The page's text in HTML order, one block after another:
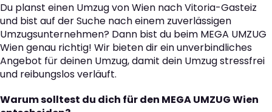
Du planst einen Umzug von Wien nach Vitoria-Gasteiz
und bist auf der Suche nach einem zuverlässigen
Umzugsunternehmen? Dann bist du beim MEGA UMZUG
Wien genau richtig! Wir bieten dir ein unverbindliches
Angebot für deinen Umzug, damit dein Umzug stressfrei
und reibungslos verläuft.
Warum solltest du dich für den MEGA UMZUG Wien